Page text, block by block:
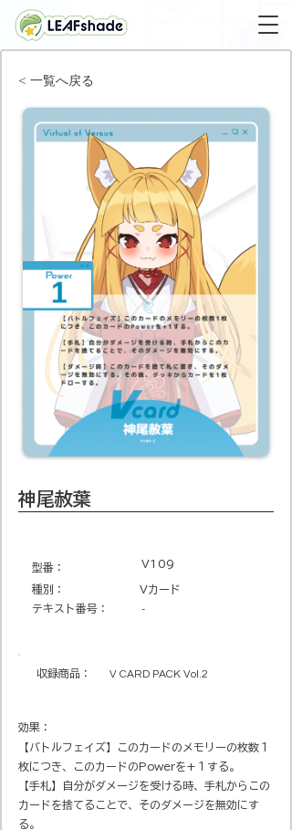
神尾赦葉
​型番​： V109
種別：
Vカード
テキスト番号​：
-
収録商品​： V CARD PACK Vol.2
効果：
【バトルフェイズ】このカードのメモリーの枚数１
枚につき、このカードのPowerを+１する。
【手札】自分がダメージを受ける時、手札からこの
カードを捨てることで、そのダメージを無効にす
る。
< 一覧へ戻る